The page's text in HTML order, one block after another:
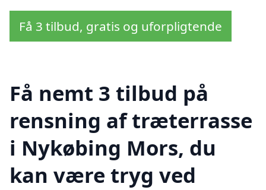
Få 3 tilbud, gratis og uforpligtende
Få nemt 3 tilbud på
rensning af træterrasse
i Nykøbing Mors, du
kan være tryg ved